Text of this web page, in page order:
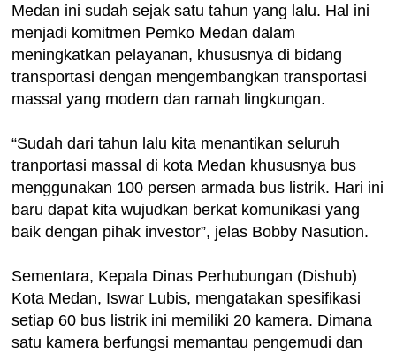
Medan ini sudah sejak satu tahun yang lalu. Hal ini
menjadi komitmen Pemko Medan dalam
meningkatkan pelayanan, khususnya di bidang
transportasi dengan mengembangkan transportasi
massal yang modern dan ramah lingkungan.
“Sudah dari tahun lalu kita menantikan seluruh
tranportasi massal di kota Medan khususnya bus
menggunakan 100 persen armada bus listrik. Hari ini
baru dapat kita wujudkan berkat komunikasi yang
baik dengan pihak investor”, jelas Bobby Nasution.
Sementara, Kepala Dinas Perhubungan (Dishub)
Kota Medan, Iswar Lubis, mengatakan spesifikasi
setiap 60 bus listrik ini memiliki 20 kamera. Dimana
satu kamera berfungsi memantau pengemudi dan